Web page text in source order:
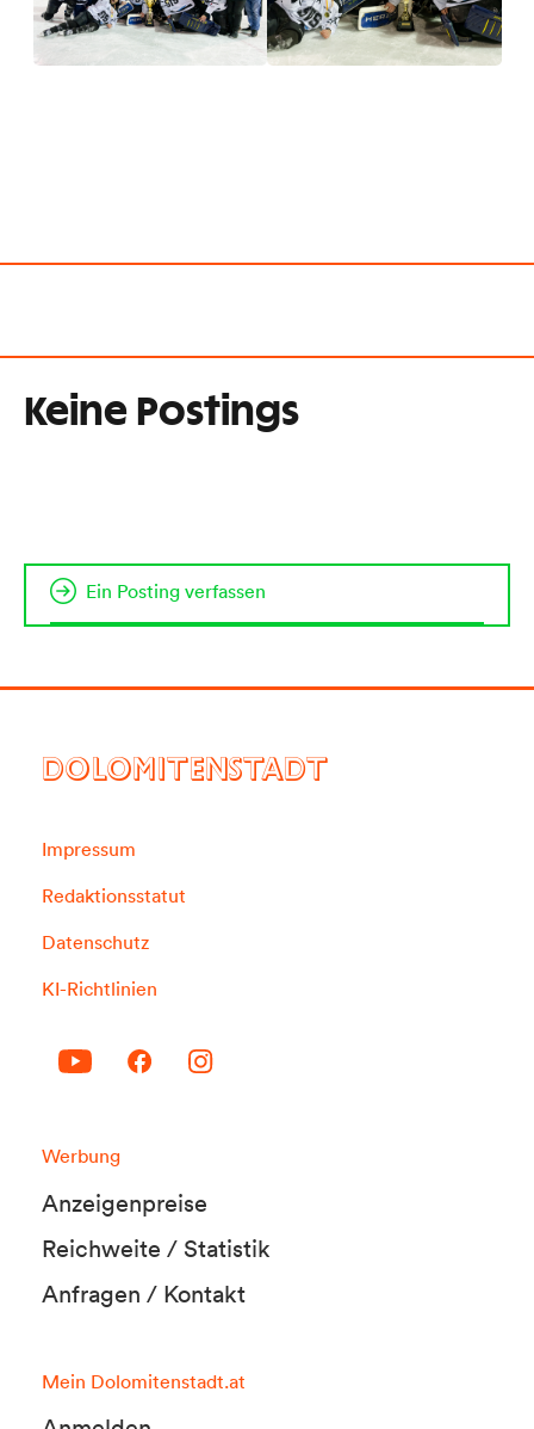
Keine Postings
Ein Posting verfassen
DOLOMITENSTADT
Impressum
Redaktionsstatut
Datenschutz
KI-Richtlinien
Werbung
Anzeigenpreise
Reichweite / Statistik
Anfragen / Kontakt
Mein Dolomitenstadt.at